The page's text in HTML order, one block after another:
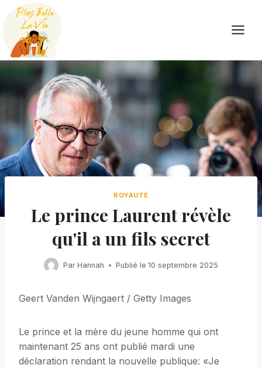
Skip
content
ROYAUTÉ
Le prince Laurent révèle
qu'il a un fils secret
Par Hannah Publié le 10 septembre 2025
Geert Vanden Wijngaert / Getty Images
Le prince et la mère du jeune homme qui ont
maintenant 25 ans ont publié mardi une
déclaration rendant la nouvelle publique: «Je